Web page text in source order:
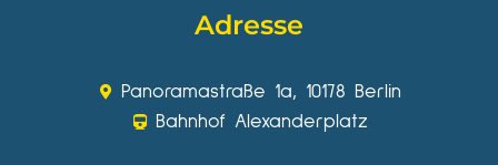
Adresse
Panoramastraße 1a, 10178 Berlin
Bahnhof Alexanderplatz